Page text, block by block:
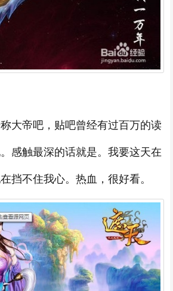
大帝吧，贴吧曾经有过百万的读
感触最深的话就是。我要这天在
挡不住我心。热血，很好看。